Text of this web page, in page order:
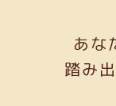
あな
踏み